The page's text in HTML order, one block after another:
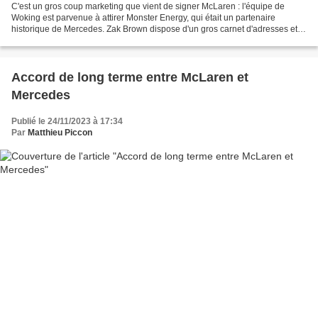
C'est un gros coup marketing que vient de signer McLaren : l'équipe de
Woking est parvenue à attirer Monster Energy, qui était un partenaire
historique de Mercedes. Zak Brown dispose d'un gros carnet d'adresses et
Accord de long terme entre McLaren et
Mercedes
Publié le 24/11/2023 à 17:34
Par Matthieu Piccon